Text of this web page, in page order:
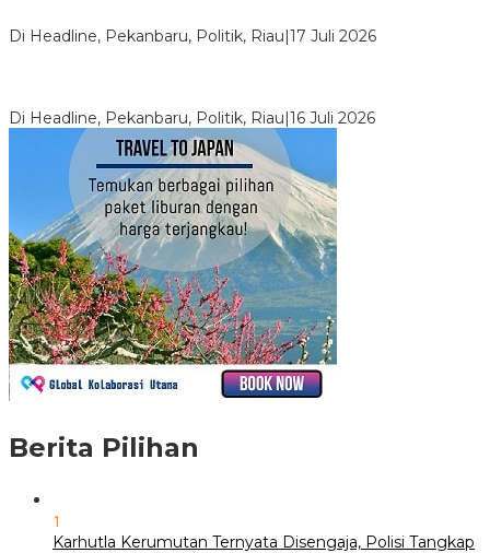
Di Headline, Pekanbaru, Politik, Riau|17 Juli 2026
Di Headline, Pekanbaru, Politik, Riau|16 Juli 2026
Berita Pilihan
1
Karhutla Kerumutan Ternyata Disengaja, Polisi Tangkap